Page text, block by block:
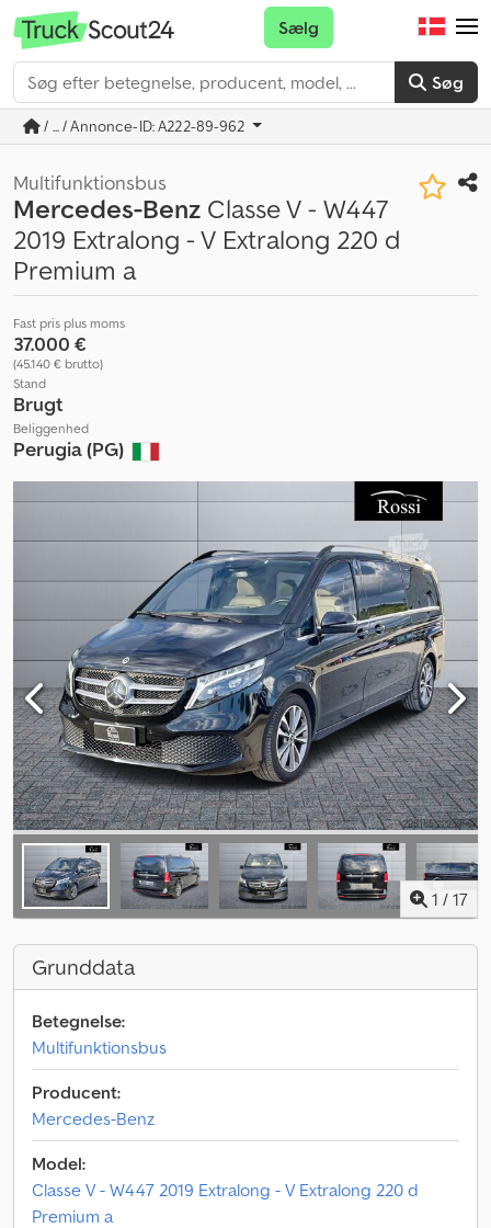
Søg
Sælg
/ ... / Annonce-ID: A222-89-962
Multifunktionsbus
Mercedes-Benz Classe V - W447
2019 Extralong - V Extralong 220 d
Premium a
Fast pris plus moms
37.000 €
(45.140 € brutto)
Stand
Brugt
Beliggenhed
Perugia (PG)
1 / 17
Grunddata
Betegnelse:
Multifunktionsbus
Producent:
Mercedes-Benz
Model:
Classe V - W447 2019 Extralong - V Extralong 220 d
Premium a